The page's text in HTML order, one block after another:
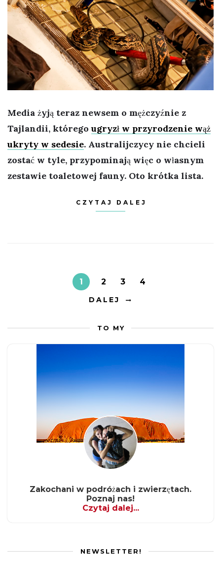
Media żyją teraz newsem o mężczyźnie z
Tajlandii, któregougryzł w przyrodzenie wąż
ukryty w sedesie. Australijczycy nie chcieli
zostać w tyle, przypominają więc o własnym
zestawie toaletowej fauny. Oto krótka lista.
CZYTAJ DALEJ
1 2 3 4
DALEJ
TO MY
Zakochani w podróżach i zwierzętach.
Poznaj nas!
Czytaj dalej...
NEWSLETTER!